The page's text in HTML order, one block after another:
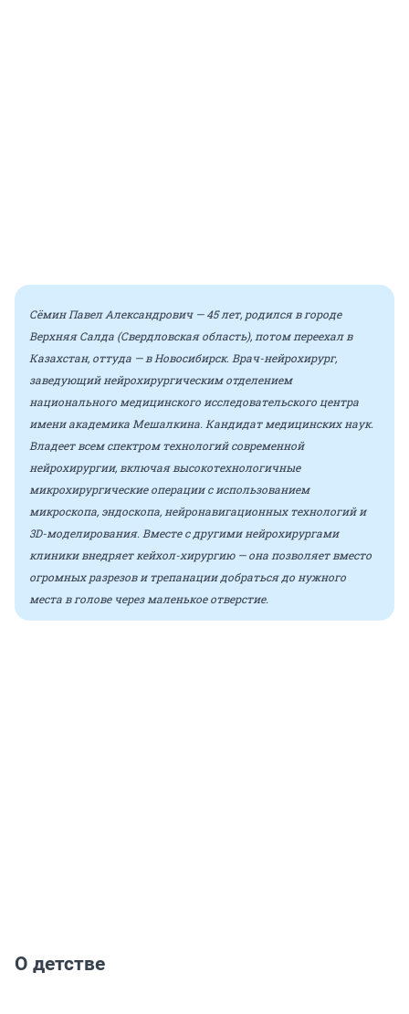
Сёмин Павел Александрович — 45 лет, родился в городе
Верхняя Салда (Свердловская область), потом переехал в
Казахстан, оттуда — в Новосибирск. Врач-нейрохирург,
заведующий нейрохирургическим отделением
национального медицинского исследовательского центра
имени академика Мешалкина. Кандидат медицинских наук.
Владеет всем спектром технологий современной
нейрохирургии, включая высокотехнологичные
микрохирургические операции с использованием
микроскопа, эндоскопа, нейронавигационных технологий и
3D-моделирования. Вместе с другими нейрохирургами
клиники внедряет кейхол-хирургию — она позволяет вместо
огромных разрезов и трепанации добраться до нужного
места в голове через маленькое отверстие.
О детстве